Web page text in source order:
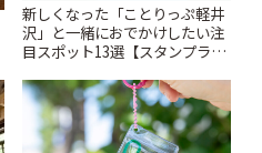
新しくなった「ことりっぷ軽井
沢」と一緒におでかけしたい注
目スポット13選【スタンプラリ